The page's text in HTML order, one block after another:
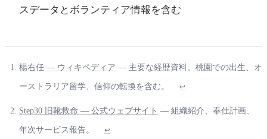
スデータとボランティア情報を含む
楊右任 — ウィキペディア — 主要な経歴資料。桃園での出生、オ
ーストラリア留学、信仰の転換を含む。 ↩
Step30 旧靴救命 — 公式ウェブサイト — 組織紹介、奉仕計画、
年次サービス報告。 ↩